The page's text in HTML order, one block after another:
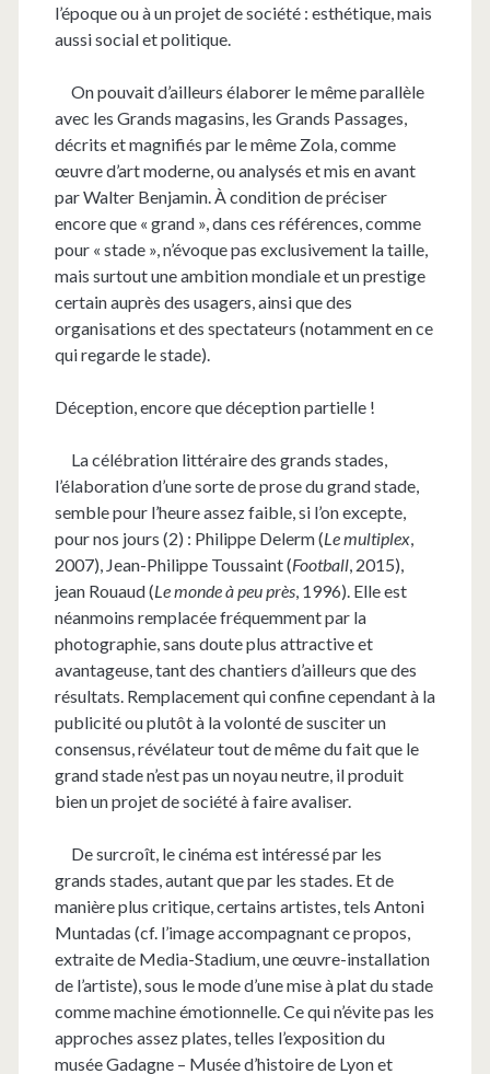
l’époque ou à un projet de société : esthétique, mais
aussi social et politique.
On pouvait d’ailleurs élaborer le même parallèle
avec les Grands magasins, les Grands Passages,
décrits et magnifiés par le même Zola, comme
œuvre d’art moderne, ou analysés et mis en avant
par Walter Benjamin. À condition de préciser
encore que « grand », dans ces références, comme
pour « stade », n’évoque pas exclusivement la taille,
mais surtout une ambition mondiale et un prestige
certain auprès des usagers, ainsi que des
organisations et des spectateurs (notamment en ce
qui regarde le stade).
Déception, encore que déception partielle !
La célébration littéraire des grands stades,
l’élaboration d’une sorte de prose du grand stade,
semble pour l’heure assez faible, si l’on excepte,
pour nos jours (2) : Philippe Delerm (Le multiplex,
2007), Jean-Philippe Toussaint (Football, 2015),
jean Rouaud (Le monde à peu près, 1996). Elle est
néanmoins remplacée fréquemment par la
photographie, sans doute plus attractive et
avantageuse, tant des chantiers d’ailleurs que des
résultats. Remplacement qui confine cependant à la
publicité ou plutôt à la volonté de susciter un
consensus, révélateur tout de même du fait que le
grand stade n’est pas un noyau neutre, il produit
bien un projet de société à faire avaliser.
De surcroît, le cinéma est intéressé par les
grands stades, autant que par les stades. Et de
manière plus critique, certains artistes, tels Antoni
Muntadas (cf. l’image accompagnant ce propos,
extraite de Media-Stadium, une œuvre-installation
de l’artiste), sous le mode d’une mise à plat du stade
comme machine émotionnelle. Ce qui n’évite pas les
approches assez plates, telles l’exposition du
musée Gadagne – Musée d’histoire de Lyon et